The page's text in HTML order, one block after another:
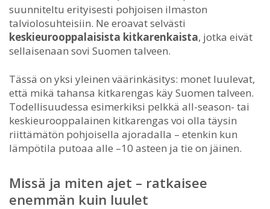
suunniteltu erityisesti pohjoisen ilmaston
talviolosuhteisiin. Ne eroavat selvästi
keskieurooppalaisista kitkarenkaista, jotka eivät
sellaisenaan sovi Suomen talveen.
Tässä on yksi yleinen väärinkäsitys: monet luulevat,
että mikä tahansa kitkarengas käy Suomen talveen.
Todellisuudessa esimerkiksi pelkkä all-season- tai
keskieurooppalainen kitkarengas voi olla täysin
riittämätön pohjoisella ajoradalla – etenkin kun
lämpötila putoaa alle –10 asteen ja tie on jäinen.
Missä ja miten ajet – ratkaisee
enemmän kuin luulet